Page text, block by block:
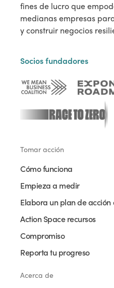
fines de lucro que
medianas empresas
y construir negocios
Socios fundadores
Tomar acción
Cómo funciona
Empieza a medir
Elabora un plan de
Action Space recursos
Compromiso
Reporta tu progreso
Acerca de